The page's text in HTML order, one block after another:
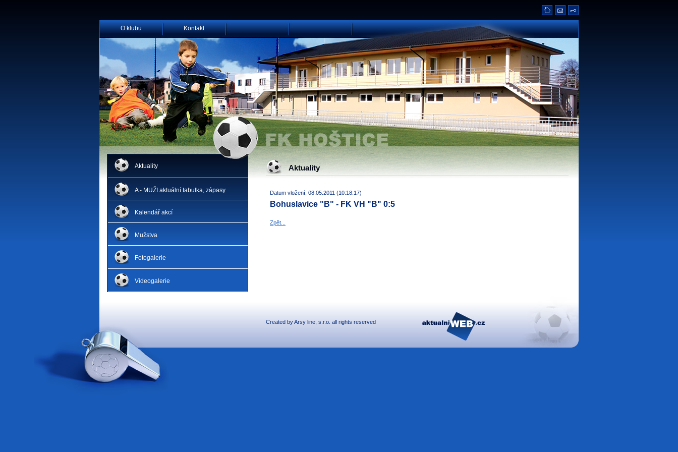
O klubu Kontakt
Aktuality
A - MUŽI aktuální tabulka, zápasy
Kalendář akcí
Mužstva
Fotogalerie
Videogalerie
Aktuality
Datum vložení: 08.05.2011 (10:18:17)
Bohuslavice "B" - FK VH "B" 0:5
Zpět...
Created byArsy line , s.r.o. all rights reserved